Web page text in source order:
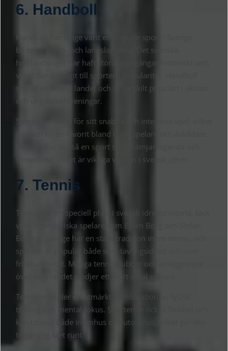
6. Handboll
Handboll har länge varit en populär sport i Sverige,
både på klubb- och landslagsnivå. Det svenska
herrlandslaget har haft stora framgångar historiskt sett,
vilket har bidragit till sportens popularitet. Handboll
spelas över hela landet och är särskilt populärt i skolan
och ungdomsföreningar.
Sporten är känd för sitt snabba och intensiva spel, vilket
gör den till en favorit bland både spelare och åskådare.
Handboll är också en sport som främjar laganda och
samarbete, vilket är viktiga värden i svensk idrott.
7. Tennis
Tennis har en speciell plats i svensk idrottshistoria, tack
vare legendariska spelare som Björn Borg och Stefan
Edberg. Sverige har en stark tradition inom tennis, och
sporten är populär både som tävlingsidrott och som
fritidsaktivitet. Många tennisklubbar och anläggningar
över hela landet stödjer ett stort antal spelare.
Tennis erbjuder en utmärkt kombination av fysisk
träning och mental fokus. Sporten är också flexibel och
kan utövas både inomhus och utomhus, vilket gör den
tillgänglig året runt.